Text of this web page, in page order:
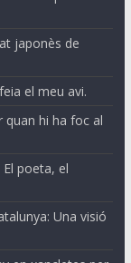
japonès de
el meu avi.
quan hi ha foc al
El poeta, el
Una visió